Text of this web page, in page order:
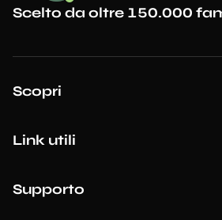
Scelto da oltre 150.000
Scopri
Link utili
Supporto